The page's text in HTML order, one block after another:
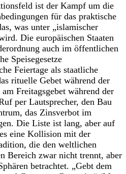
ist der Kampf um die
für das praktische
was unter „islamischer
Die europäischen Staaten
auch im öffentlichen
Speisegesetze
Feiertage als staatliche
rituelle Gebet während der
Freitagsgebet während der
per Lautsprecher, den Bau
das Zinsverbot im
Die Liste ist lang, aber auf
eine Kollision mit der
die den weltlichen
Bereich zwar nicht trennt, aber
betrachtet. „Gebt dem